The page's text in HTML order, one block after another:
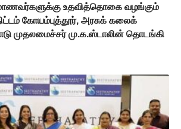
மாணவர்களுக்கு உதவித்தொகை வழங்கும்
கோயம்புத்தூர், அரசுக் கலைக்
முதலமைச்சர் மு.க.ஸ்டாலின் தொடங்கி